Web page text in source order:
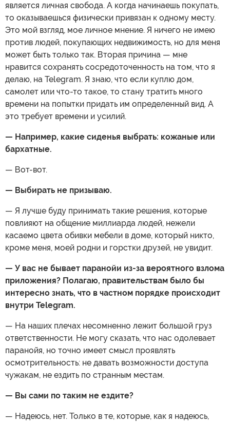
является личная свобода. А когда начинаешь покупать,
то оказываешься физически привязан к одному месту.
Это мой взгляд, мое личное мнение. Я ничего не имею
против людей, покупающих недвижимость, но для меня
может быть только так. Вторая причина — мне
нравится сохранять сосредоточенность на том, что я
делаю, на Telegram. Я знаю, что если куплю дом,
самолет или что-то такое, то стану тратить много
времени на попытки придать им определенный вид. А
это требует времени и усилий.
— Например, какие сиденья выбрать: кожаные или
бархатные.
— Вот-вот.
— Выбирать не призываю.
— Я лучше буду принимать такие решения, которые
повлияют на общение миллиарда людей, нежели
касаемо цвета обивки мебели в доме, который никто,
кроме меня, моей родни и горстки друзей, не увидит.
— У вас не бывает паранойи из-за вероятного взлома
приложения? Полагаю, правительствам было бы
интересно знать, что в частном порядке происходит
внутри Telegram.
— На наших плечах несомненно лежит большой груз
ответственности. Не могу сказать, что нас одолевает
паранойя, но точно имеет смысл проявлять
осмотрительность: не давать возможности доступа
чужакам, не ездить по странным местам.
— Вы сами по таким не ездите?
— Надеюсь, нет. Только в те, которые, как я надеюсь,